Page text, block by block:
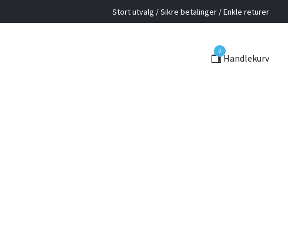
Stort utvalg / Sikre betalinger / Enkle returer
0
Handlekurv